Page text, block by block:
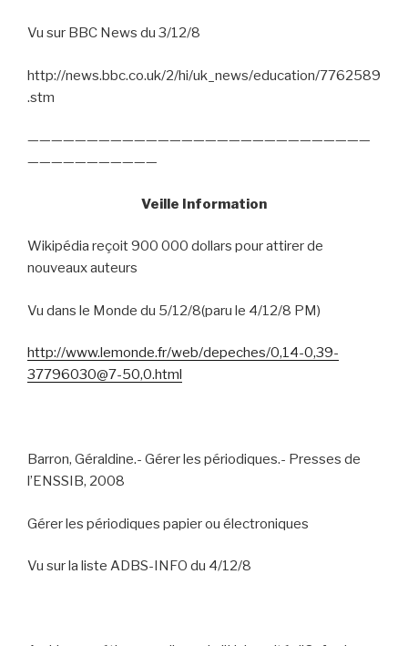
Vu sur BBC News du 3/12/8
http://news.bbc.co.uk/2/hi/uk_news/education/7762589
.stm
—————————————————————————————
———————————
Veille Information
Wikipédia reçoit 900 000 dollars pour attirer de
nouveaux auteurs
Vu dans le Monde du 5/12/8(paru le 4/12/8 PM)
http://www.lemonde.fr/web/depeches/0,14-0,39-
37796030@7-50,0.html
Barron, Géraldine.- Gérer les périodiques.- Presses de
l’ENSSIB, 2008
Gérer les périodiques papier ou électroniques
Vu sur la liste ADBS-INFO du 4/12/8